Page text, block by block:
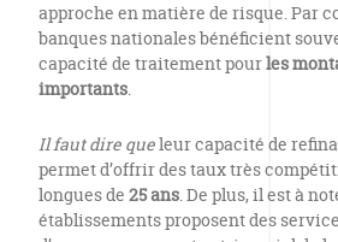
approche en matière de risque. Par
banques nationales bénéficient
capacité de traitement pourles
importants.
Il faut dire queleur capacité de
permet d’offrir des taux très
longues de 25 ans. De plus, il est à
établissements proposent des